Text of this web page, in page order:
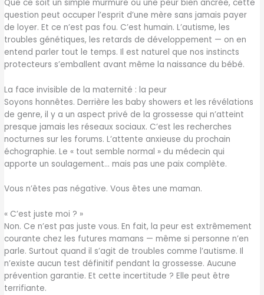
Que ce soit un simple murmure ou une peur bien ancrée, cette
question peut occuper l’esprit d’une mère sans jamais payer
de loyer. Et ce n’est pas fou. C’est humain. L’autisme, les
troubles génétiques, les retards de développement — on en
entend parler tout le temps. Il est naturel que nos instincts
protecteurs s’emballent avant même la naissance du bébé.
La face invisible de la maternité : la peur
Soyons honnêtes. Derrière les baby showers et les révélations
de genre, il y a un aspect privé de la grossesse qui n’atteint
presque jamais les réseaux sociaux. C’est les recherches
nocturnes sur les forums. L’attente anxieuse du prochain
échographie. Le « tout semble normal » du médecin qui
apporte un soulagement… mais pas une paix complète.
Vous n’êtes pas négative. Vous êtes une maman.
« C’est juste moi ? »
Non. Ce n’est pas juste vous. En fait, la peur est extrêmement
courante chez les futures mamans — même si personne n’en
parle. Surtout quand il s’agit de troubles comme l’autisme. Il
n’existe aucun test définitif pendant la grossesse. Aucune
prévention garantie. Et cette incertitude ? Elle peut être
terrifiante.